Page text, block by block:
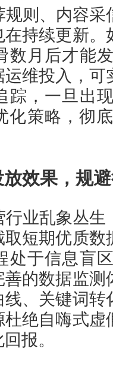
则、内容
持续更新
数月后才能
维投入，
踪，一旦出
化策略，彻
效果，规
行业乱象丛
短期优质
处于信息盲
的数据监
线、关键词
绝自嗨式
报。